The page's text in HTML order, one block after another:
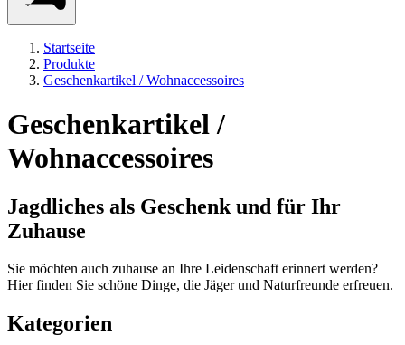
Startseite
Produkte
Geschenkartikel / Wohnaccessoires
Geschenkartikel /
Wohnaccessoires
Jagdliches als Geschenk und für Ihr
Zuhause
Sie möchten auch zuhause an Ihre Leidenschaft erinnert werden?
Hier finden Sie schöne Dinge, die Jäger und Naturfreunde erfreuen.
Kategorien